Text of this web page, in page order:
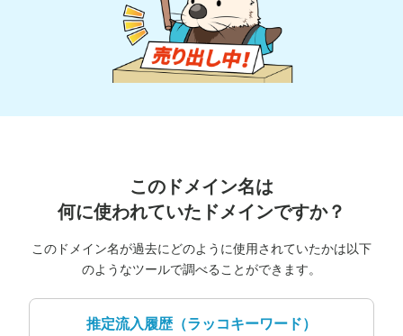
このドメイン名は
何に使われていたドメインですか？
このドメイン名が過去にどのように使用されていたかは以下
のようなツールで調べることができます。
推定流入履歴（ラッコキーワード）